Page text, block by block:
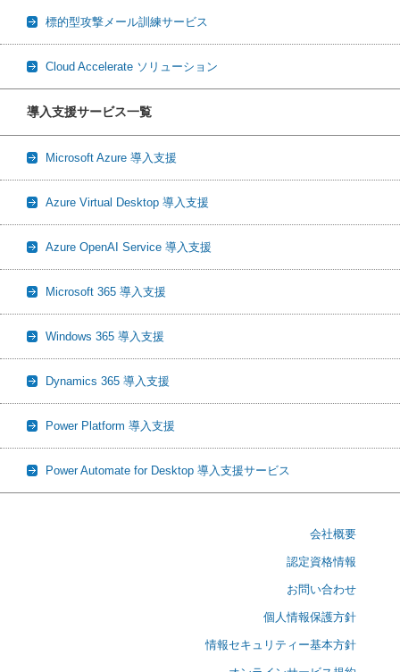
標的型攻撃メール訓練サービス
Cloud Accelerate ソリューション
導入支援サービス一覧
Microsoft Azure 導入支援
Azure Virtual Desktop 導入支援
Azure OpenAI Service 導入支援
Microsoft 365 導入支援
Windows 365 導入支援
Dynamics 365 導入支援
Power Platform 導入支援
Power Automate for Desktop 導入支援サービス
会社概要
認定資格情報
お問い合わせ
個人情報保護方針
情報セキュリティー基本方針